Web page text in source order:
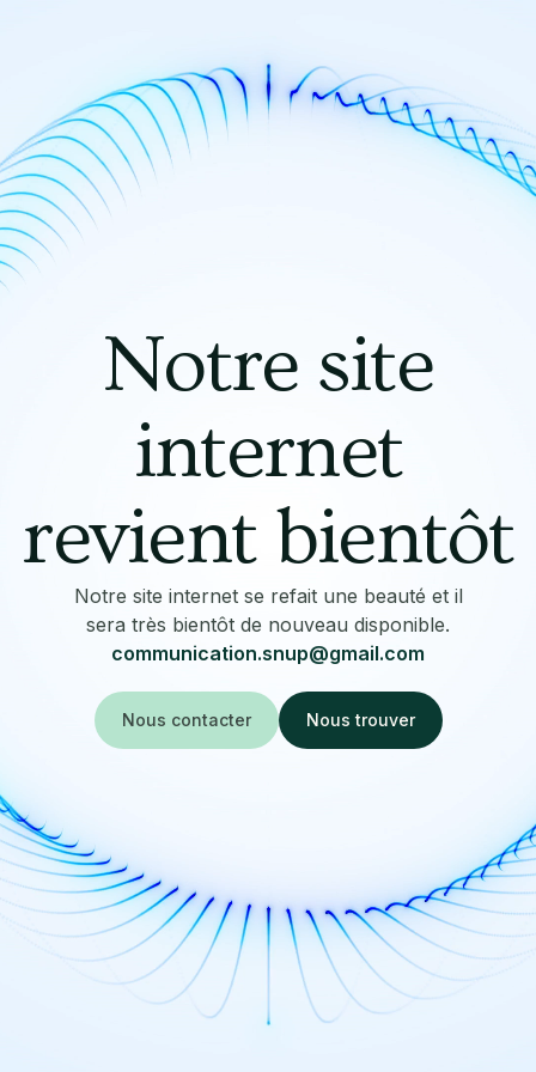
Notre site
internet
revient bientôt
Notre site internet se refait une beauté et il
sera très bientôt de nouveau disponible.
communication.snup@gmail.com
Nous contacter Nous trouver